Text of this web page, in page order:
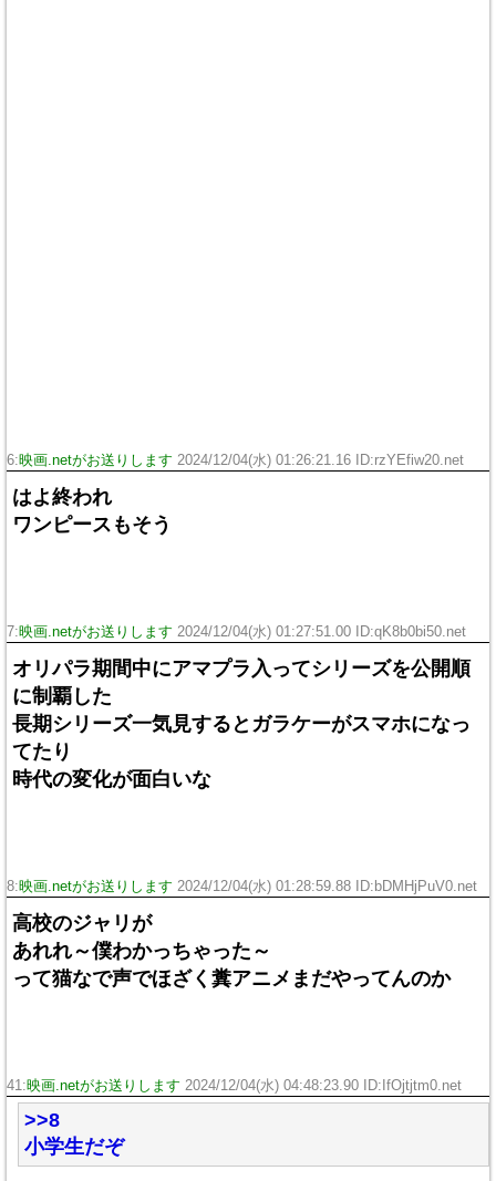
6:映画.netがお送りします 2024/12/04(水) 01:26:21.16 ID:rzYEfiw20.net
はよ終われ
ワンピースもそう
7:映画.netがお送りします 2024/12/04(水) 01:27:51.00 ID:qK8b0bi50.net
オリパラ期間中にアマプラ入ってシリーズを公開順
に制覇した
長期シリーズ一気見するとガラケーがスマホになっ
てたり
時代の変化が面白いな
8:映画.netがお送りします 2024/12/04(水) 01:28:59.88 ID:bDMHjPuV0.net
高校のジャリが
あれれ～僕わかっちゃった～
って猫なで声でほざく糞アニメまだやってんのか
41:映画.netがお送りします 2024/12/04(水) 04:48:23.90 ID:IfOjtjtm0.net
>>8
小学生だぞ